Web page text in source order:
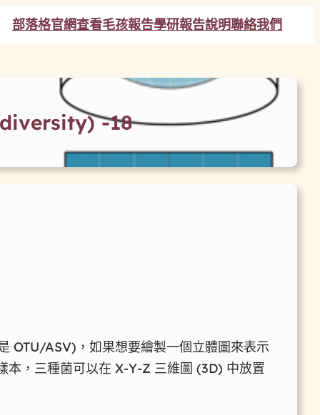
部落格官網查看毛孩報告學研報告說明聯絡我們
diversity) -18
OTU/ASV)，如果想要繪製一個立體圖來表示
本，三種菌可以在 X-Y-Z 三維圖 (3D) 中放置